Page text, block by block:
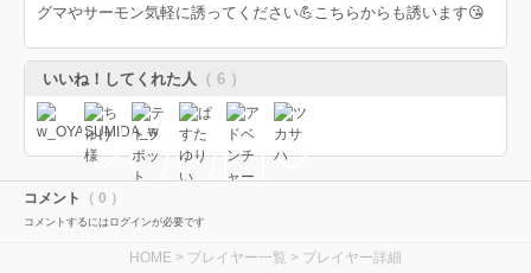
グマやサーモン気軽に誘ってください💪こちらからも誘います😘
いいね！してくれた人 （ 6 ）
コメント （ 0 ）
コメントするにはログインが必要です
HOME > プレイヤー一覧 > プレイヤー詳細